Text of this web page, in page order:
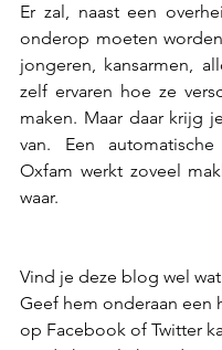
Er zal, naast een
onderop moeten
jongeren, kansarmen,
zelf ervaren hoe ze
maken. Maar daar krijg
van. Een
Oxfam werkt zoveel
waar.
Vind je deze blog wel
Geef hem onderaan een
op Facebook of Twitter